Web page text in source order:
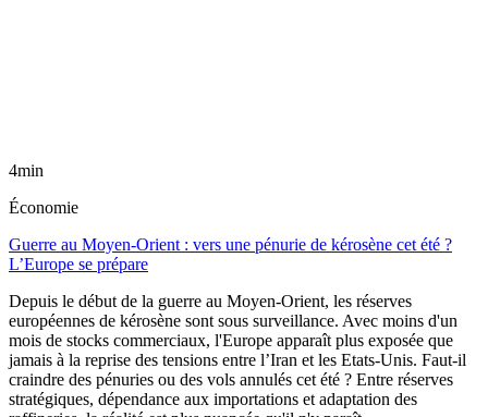
4min
Économie
Guerre au Moyen-Orient : vers une pénurie de kérosène cet été ?
L’Europe se prépare
Depuis le début de la guerre au Moyen-Orient, les réserves
européennes de kérosène sont sous surveillance. Avec moins d'un
mois de stocks commerciaux, l'Europe apparaît plus exposée que
jamais à la reprise des tensions entre l’Iran et les Etats-Unis. Faut-il
craindre des pénuries ou des vols annulés cet été ? Entre réserves
stratégiques, dépendance aux importations et adaptation des